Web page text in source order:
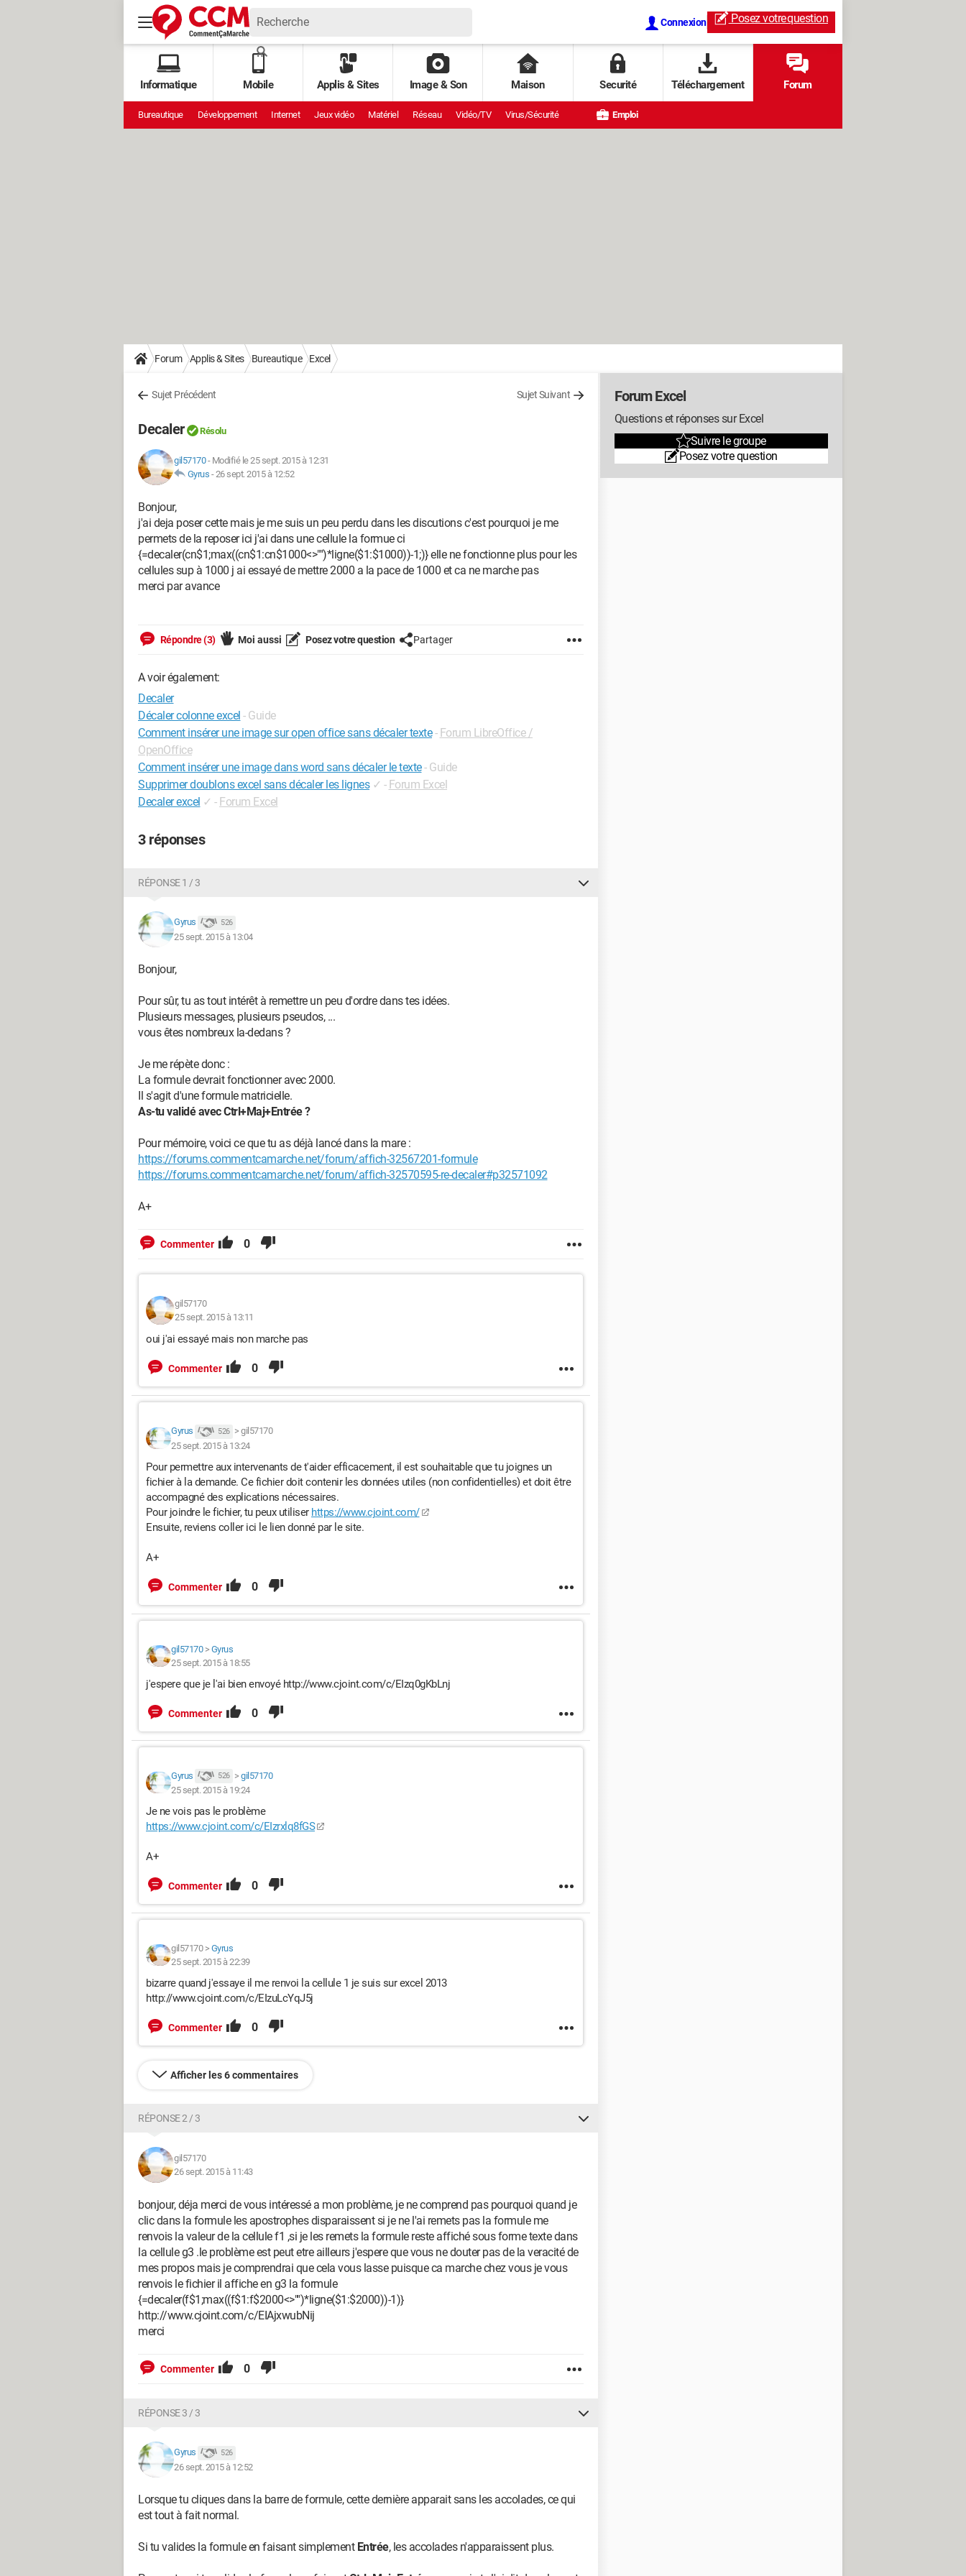
Connexion Posez votrequestion
Informatique Mobile Applis & Sites Image & Son Maison Securité Téléchargement Forum
Bureautique Développement Internet Jeux vidéo Matériel Réseau Vidéo/TV Virus/Sécurité Emploi
Forum Applis & Sites Bureautique Excel
Sujet Précédent Sujet Suivant
Decaler Résolu
gil57170- Modifié le 25 sept. 2015 à 12:31
Gyrus -26 sept. 2015 à 12:52
Bonjour,
j'ai deja poser cette mais je me suis un peu perdu dans les discutions c'est pourquoi je me
permets de la reposer ici j'ai dans une cellule la formue ci
{=decaler(cn$1;max((cn$1:cn$1000<>"")*ligne($1:$1000))-1;)} elle ne fonctionne plus pour les
cellules sup à 1000 j ai essayé de mettre 2000 a la pace de 1000 et ca ne marche pas
merci par avance
Répondre (3) Moi aussi Posez votre question Partager
A voir également:
Decaler
Décaler colonne excel - Guide
Comment insérer une image sur open office sans décaler texte - Forum LibreOffice /
OpenOffice
Comment insérer une image dans word sans décaler le texte- Guide
Supprimer doublons excel sans décaler les lignes ✓ - Forum Excel
Decaler excel ✓ - Forum Excel
3 réponses
RÉPONSE 1 / 3
Gyrus 526
25 sept. 2015 à 13:04
Bonjour,
Pour sûr, tu as tout intérêt à remettre un peu d'ordre dans tes idées.
Plusieurs messages, plusieurs pseudos, ...
vous êtes nombreux la-dedans ?
Je me répète donc :
La formule devrait fonctionner avec 2000.
Il s'agit d'une formule matricielle.
As-tu validé avec Ctrl+Maj+Entrée ?
Pour mémoire, voici ce que tu as déjà lancé dans la mare :
https://forums.commentcamarche.net/forum/affich-32567201-formule
https://forums.commentcamarche.net/forum/affich-32570595-re-decaler#p32571092
A+
Commenter 0
gil57170
25 sept. 2015 à 13:11
oui j'ai essayé mais non marche pas
Commenter 0
Gyrus 526 > gil57170
25 sept. 2015 à 13:24
Pour permettre aux intervenants de t'aider efficacement, il est souhaitable que tu joignes un
fichier à la demande. Ce fichier doit contenir les données utiles (non confidentielles) et doit être
accompagné des explications nécessaires.
Pour joindre le fichier, tu peux utiliser https://www.cjoint.com/
Ensuite, reviens coller ici le lien donné par le site.
A+
Commenter 0
gil57170> Gyrus
25 sept. 2015 à 18:55
j'espere que je l'ai bien envoyé http://www.cjoint.com/c/EIzq0gKbLnj
Commenter 0
Gyrus 526 > gil57170
25 sept. 2015 à 19:24
Je ne vois pas le problème
https://www.cjoint.com/c/EIzrxlq8fGS
A+
Commenter 0
gil57170> Gyrus
25 sept. 2015 à 22:39
bizarre quand j'essaye il me renvoi la cellule 1 je suis sur excel 2013
http://www.cjoint.com/c/EIzuLcYqJ5j
Commenter 0
Afficher les 6 commentaires
RÉPONSE 2 / 3
gil57170
26 sept. 2015 à 11:43
bonjour, déja merci de vous intéressé a mon problème, je ne comprend pas pourquoi quand je
clic dans la formule les apostrophes disparaissent si je ne l'ai remets pas la formule me
renvois la valeur de la cellule f1 ,si je les remets la formule reste affiché sous forme texte dans
la cellule g3 .le problème est peut etre ailleurs j'espere que vous ne douter pas de la veracité de
mes propos mais je comprendrai que cela vous lasse puisque ca marche chez vous je vous
renvois le fichier il affiche en g3 la formule
{=decaler(f$1;max((f$1:f$2000<>"")*ligne($1:$2000))-1)}
http://www.cjoint.com/c/EIAjxwubNij
merci
Commenter 0
RÉPONSE 3 / 3
Gyrus 526
26 sept. 2015 à 12:52
Lorsque tu cliques dans la barre de formule, cette dernière apparait sans les accolades, ce qui
est tout à fait normal.
Si tu valides la formule en faisant simplement Entrée, les accolades n'apparaissent plus.
Forum Excel
Questions et réponses sur Excel
Suivre le groupe
Posez votre question